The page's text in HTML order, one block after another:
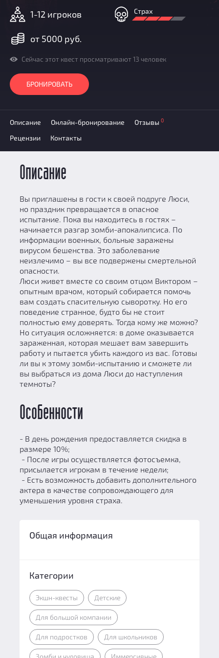
Новости
Партнерам
1-12 игроков
от 5000 руб.
Страх
Сейчас этот квест просматривают 13 человек
БРОНИРОВАТЬ
Описание Онлайн-бронирование Отзывы 0
Рецензии Контакты
Описание
Вы приглашены в гости к своей подруге Люси,
но праздник превращается в опасное
испытание. Пока вы находитесь в гостях –
начинается разгар зомби-апокалипсиса. По
информации военных, больные заражены
вирусом бешенства. Это заболевание
неизлечимо – вы все подвержены смертельной
опасности.
Люси живет вместе со своим отцом Виктором –
опытным врачом, который собирается помочь
вам создать спасительную сыворотку. Но его
поведение странное, будто бы не стоит
полностью ему доверять. Тогда кому же можно?
Но ситуация осложняется: в доме оказывается
зараженная, которая мешает вам завершить
работу и пытается убить каждого из вас. Готовы
ли вы к этому зомби-испытанию и сможете ли
вы выбраться из дома Люси до наступления
темноты?
Особенности
- В день рождения предоставляется скидка в
размере 10%;
- После игры осуществляется фотосъемка,
присылается игрокам в течение недели;
- Есть возможность добавить дополнительного
актера в качестве сопровождающего для
уменьшения уровня страха.
Общая информация
Категории
Экшн-квесты Детские
Для большой компании
Для подростков Для школьников
Зомби и чудовища Иммерсивные